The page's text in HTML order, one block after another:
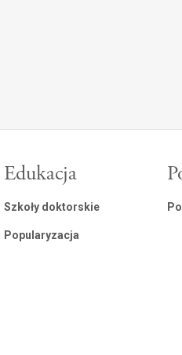
Edukacja
Szkoły doktorskie
Popularyzacja